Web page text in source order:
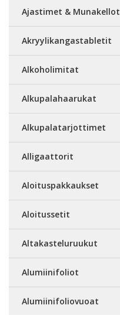
Ajastimet & Munakellot
Akryylikangastabletit
Alkoholimitat
Alkupalahaarukat
Alkupalatarjottimet
Alligaattorit
Aloituspakkaukset
Aloitussetit
Altakasteluruukut
Alumiinifoliot
Alumiinifoliovuoat